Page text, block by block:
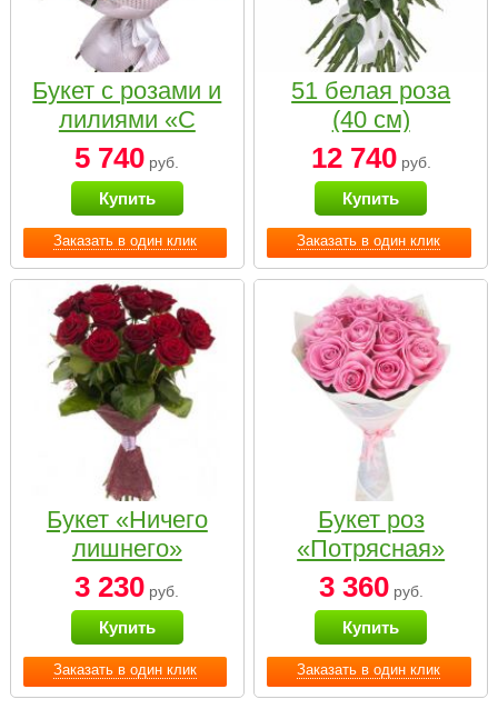
Заказать в один клик
Букет с розами и
лилиями «С
наилучшими
пожеланиями»
5 740 руб.
Купить
Заказать в один клик
51 белая роза
(40 см)
12 740руб.
Купить
Заказать в один клик
Букет «Ничего
лишнего»
3 230 руб.
Купить
Заказать в один клик
Букет роз
«Потрясная»
3 360руб.
Купить